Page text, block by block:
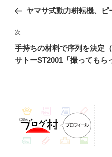
ナ
ビ
ゲ
ー
ン
の
稿
ヤマサ式動力耕耘機、ピ
次
の
投
次
手持ちの材料で序列を決定
サトーST2001「撮ってもら